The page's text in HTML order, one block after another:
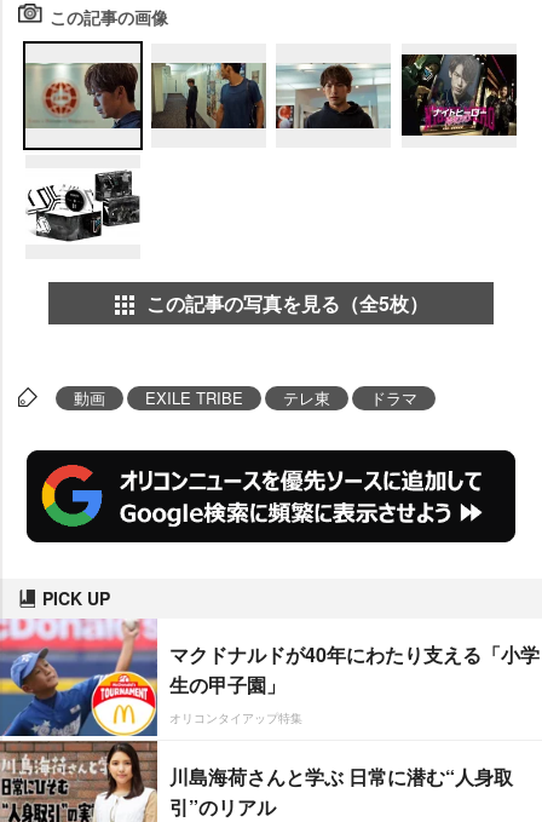
この記事の画像
この記事の写真を見る（全5枚）
動画 EXILE TRIBE テレ東 ドラマ
PICK UP
マクドナルドが40年にわたり支える「小学
生の甲子園」
オリコンタイアップ特集
川島海荷さんと学ぶ 日常に潜む“人身取
引”のリアル